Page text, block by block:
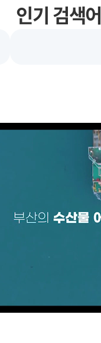
인기 검색어